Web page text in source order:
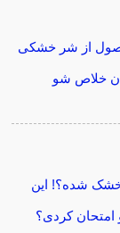
از شر خشکی
خلاص شو
شده؟! این
کردی؟